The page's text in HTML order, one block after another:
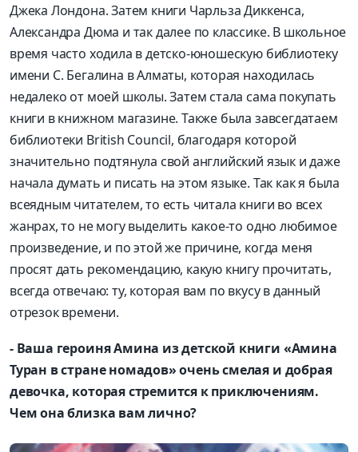
Джека Лондона. Затем книги Чарльза Диккенса,
Александра Дюма и так далее по классике. В школьное
время часто ходила в детско-юношескую библиотеку
имени С. Бегалина в Алматы, которая находилась
недалеко от моей школы. Затем стала сама покупать
книги в книжном магазине. Также была завсегдатаем
библиотеки British Council, благодаря которой
значительно подтянула свой английский язык и даже
начала думать и писать на этом языке. Так как я была
всеядным читателем, то есть читала книги во всех
жанрах, то не могу выделить какое-то одно любимое
произведение, и по этой же причине, когда меня
просят дать рекомендацию, какую книгу прочитать,
всегда отвечаю: ту, которая вам по вкусу в данный
отрезок времени.
- Ваша героиня Амина из детской книги «Амина
Туран в стране номадов» очень смелая и добрая
девочка, которая стремится к приключениям.
Чем она близка вам лично?